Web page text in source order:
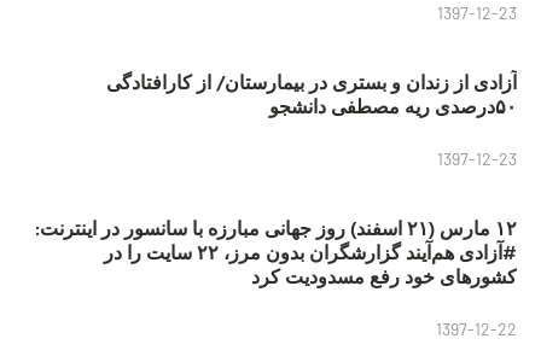
1397-12-23
آزادی از زندان و بستری در بیمارستان/ از کارافتادگی
۵۰درصدی ریه مصطفی دانشجو
1397-12-23
۱۲ مارس (۲۱ اسفند) روز جهانی مبارزه با سانسور در اینترنت:
#آزادی هم‌آیند گزارشگران‌ بدون مرز، ۲۲ سایت را در
کشورهای خود رفع مسدودیت کرد
1397-12-22